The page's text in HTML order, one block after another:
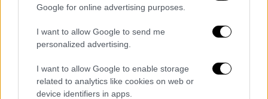
Google for online advertising purposes.
I want to allow Google to send me
personalized advertising.
I want to allow Google to enable storage
related to analytics like cookies on web or
device identifiers in apps.
Οι υπόλοιποι μεταφέρθηκαν στο Κέντρο
Υποδοχής και ταυτοποίησης προσφύγων-
μεταναστών στη ΒΙΑΛ.
Οι συνθήκες του συμβάντος ερευνώνται από
τις αρμόδιες αρχές.